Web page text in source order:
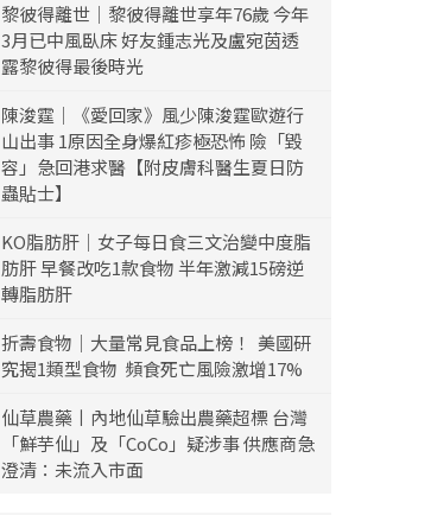
黎彼得離世｜黎彼得離世享年76歲 今年
3月已中風臥床 好友鍾志光及盧宛茵透
露黎彼得最後時光
陳浚霆｜《愛回家》風少陳浚霆歐遊行
山出事 1原因全身爆紅疹極恐怖 險「毀
容」急回港求醫【附皮膚科醫生夏日防
蟲貼士】
KO脂肪肝｜女子每日食三文治變中度脂
肪肝 早餐改吃1款食物 半年激減15磅逆
轉脂肪肝
折壽食物｜大量常見食品上榜！ 美國研
究揭1類型食物 頻食死亡風險激增17%
仙草農藥丨內地仙草驗出農藥超標 台灣
「鮮芋仙」及「CoCo」疑涉事 供應商急
澄清：未流入市面